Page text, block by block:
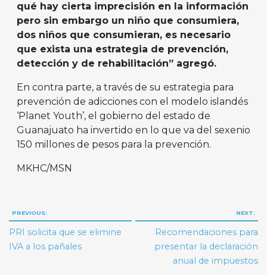
qué hay cierta imprecisión en la información
pero sin embargo un niño que consumiera,
dos niños que consumieran, es necesario
que exista una estrategia de prevención,
detección y de rehabilitación” agregó.
En contra parte, a través de su estrategia para
prevención de adicciones con el modelo islandés
‘Planet Youth’, el gobierno del estado de
Guanajuato ha invertido en lo que va del sexenio
150 millones de pesos para la prevención.
MKHC/MSN
Navegación
de
entradas
PREVIOUS:
PRI solicita que se elimine
IVA a los pañales
NEXT:
Recomendaciones para
presentar la declaración
anual de impuestos